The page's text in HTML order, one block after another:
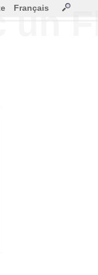
un
Français